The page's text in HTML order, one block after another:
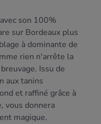
son 100%
sur Bordeaux plus
à dominante de
rien n'arrête la
Issu de
aux tanins
et raffiné grâce à
vous donnera
magique.